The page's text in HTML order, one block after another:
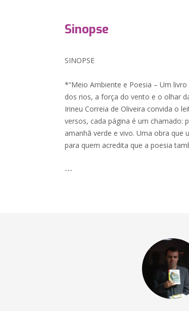
Sinopse
SINOPSE
*“Meio Ambiente e Poesia – Um
dos rios, a força do vento e o olhar
Irineu Correia de Oliveira convida o
versos, cada página é um chamado:
amanhã verde e vivo. Uma obra que
para quem acredita que a poesia
---